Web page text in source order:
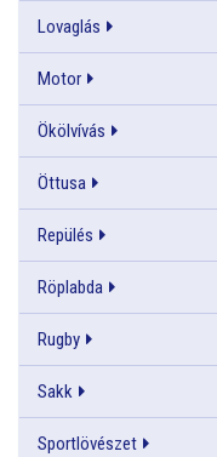
Lovaglás
Motor
Ökölvívás
Öttusa
Repülés
Röplabda
Rugby
Sakk
Sportlövészet